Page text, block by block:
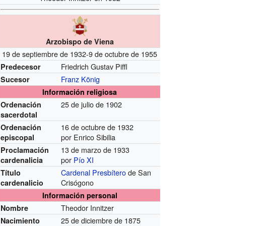
Arzobispo de Viena
19 de septiembre de 1932-9 de octubre de 1955
Predecesor Friedrich Gustav Piffl
Sucesor Franz König
Información religiosa
Ordenación
sacerdotal
25 de julio de 1902
Ordenación
episcopal
16 de octubre de 1932
por Enrico Sibilia
Proclamación
cardenalicia
13 de marzo de 1933
por Pío XI
Título
cardenalicio
Cardenal Presbíterode San
Crisógono
Información personal
Nombre
Theodor Innitzer
Nacimiento
25 de diciembre de 1875